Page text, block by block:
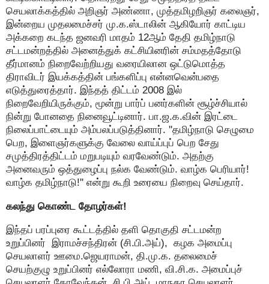
செயலாக்கத்தில் அறிஞர் அண்ணா, முத்தமிழறிஞர் கலைஞர்,
இன்றைய முதலமைச்சர் மு.க.ஸ்டாலின் ஆகியோர் காட்டிய
அக்கறை கடந்த ஜனவரி மாதம் 12ஆம் தேதி தமிழ்நாடு
சட்டமன்றத்தில் அனைத்துக் கட்சியினரின் சம்மதத்தோடு
தீர்மானம் நிறைவேற்றியது வரையிலான ஒட்டுமொத்த
திராவிடர் இயக்கத்தின் பங்களிப்பு என்னவென்பதை
எடுத்துரைத்தார். இந்தத் திட்டம் 2008 இல்
நிறைவேறியிருக்கும், மூன்று பார்ப் பனர்களின் சூழ்ச்சியால்
நின்று போனதை நினைவூட்டினார். பா.ஜ.க.வின் இரட்டை
நிலைப்பாட்டையும் அம்பலப்படுத்தினார். ''தமிழ்நாடு செழுமை
பெற, இளைஞர்களுக்கு வேலை வாய்ப்புப் பெற சேது
சமுத்திரத்திட்டம் மறுபடியும் வரவேண்டும். அதற்கு
அனைவரும் ஒத்துழைப்பு நல்க வேண்டும். வாழ்க பெரியார்!
வாழ்க தமிழ்நாடு!'' என்று கூறி உரையை நிறைவு செய்தார்.
கலந்து கொண்ட தோழர்கள்!
இந்தப் பரப்புரை கூட்டத்தில் தளி தொகுதி சட்டமன்ற
உறுப்பினர் இராமச்சந்திரன் (சி.பி.அய்), கழக அமைப்பு
செயலாளர் ஊமை.ஜெயராமன், தி.மு.க. தலைமைச்
செயற்குழு உறுப்பினர் எல்லோரா மணி, வி.சி.க. அமைப்புச்